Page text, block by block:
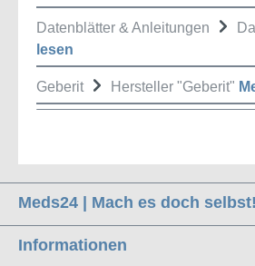
Datenblätter & Anleitungen
lesen
Geberit Hersteller "Geberit"
Meds24 | Mach es doch selbst!
Informationen